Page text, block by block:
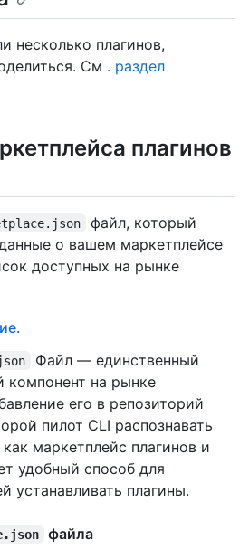
несколько плагинов,
См . раздел
плагинов
файл, который
о вашем маркетплейсе
доступных на рынке
Файл — единственный
компонент на рынке
его в репозиторий
пилот CLI распознавать
маркетплейс плагинов и
удобный способ для
устанавливать плагины.
файла